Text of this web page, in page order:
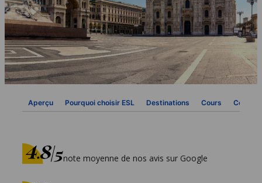
Aperçu Pourquoi choisir ESL Destinations Cours Contact
note moyenne de nos avis sur Google